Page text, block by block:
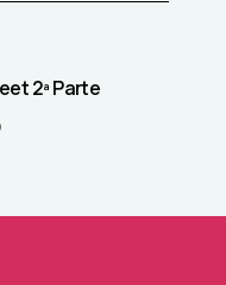
2ª Parte